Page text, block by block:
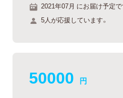
2021年07月 にお届け予定で
5人が応援しています。
50000 円